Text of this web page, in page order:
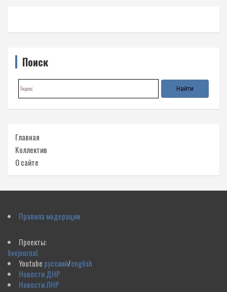
Поиск
Главная
Коллектив
О сайте
Правила модерации
Проекты:
livejournal
Youtube русский/english
Новости ДНР
Новости ЛНР